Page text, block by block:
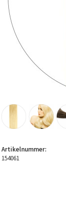
Artikelnummer:
154061